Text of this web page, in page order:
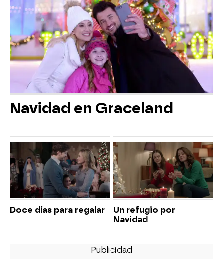
Navidad en Graceland
Doce días para regalar
Un refugio por
Navidad